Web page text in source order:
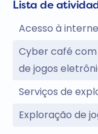
Lista de
Acesso à
Cyber café
de jogos
Serviços de
Exploração de